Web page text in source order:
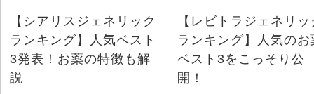
【シアリスジェネリック
ランキング】人気ベスト
3発表！お薬の特徴も解
説
【レビトラジェネリッ
ランキング】人気のお
ベスト3をこっそり公
開！